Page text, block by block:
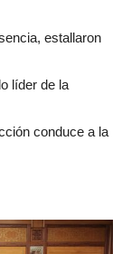
estallaron
líder de la
conduce a la